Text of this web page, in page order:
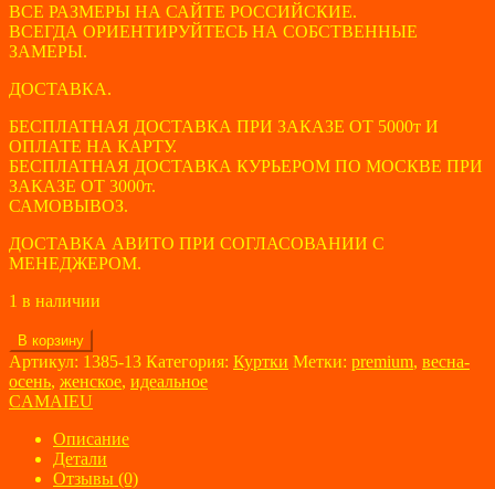
ВСЕ РАЗМЕРЫ НА САЙТЕ РОССИЙСКИЕ.
ВСЕГДА ОРИЕНТИРУЙТЕСЬ НА СОБСТВЕННЫЕ
ЗАМЕРЫ.
ДОСТАВКА.
БЕСПЛАТНАЯ ДОСТАВКА ПРИ ЗАКАЗЕ ОТ 5000т И
ОПЛАТЕ НА КАРТУ.
БЕСПЛАТНАЯ ДОСТАВКА КУРЬЕРОМ ПО МОСКВЕ ПРИ
ЗАКАЗЕ ОТ 3000т.
САМОВЫВОЗ.
ДОСТАВКА АВИТО ПРИ СОГЛАСОВАНИИ С
МЕНЕДЖЕРОМ.
1 в наличии
Количество
товара
Куртка
женская
размер
В корзину
Артикул: 1385-13 Категория: Куртки Метки: premium, весна-
осень, женское, идеальное
CAMAIEU
Описание
Детали
Отзывы (0)